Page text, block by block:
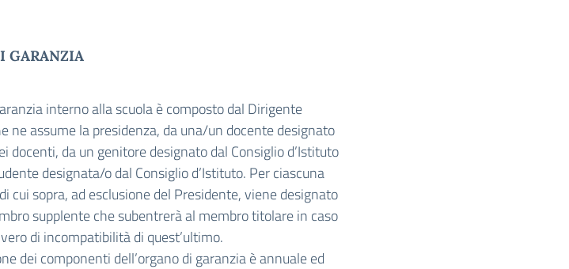
GARANZIA
interno alla scuola è composto dal Dirigente
ne assume la presidenza, da una/un docente designato
docenti, da un genitore designato dal Consiglio d’Istituto
designata/o dal Consiglio d’Istituto. Per ciascuna
cui sopra, ad esclusione del Presidente, viene designato
supplente che subentrerà al membro titolare in caso
di incompatibilità di quest’ultimo.
dei componenti dell’organo di garanzia è annuale ed